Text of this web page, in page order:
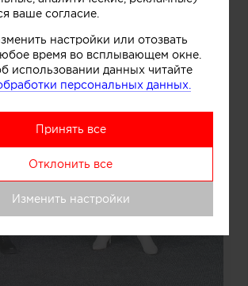
ваше согласие.
настройки или отозвать
время во всплывающем окне.
использовании данных читайте
персональных данных.
Принять все
Отклонить все
Изменить настройки